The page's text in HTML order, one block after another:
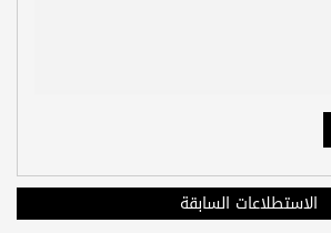
الاستطلاعات السابقة